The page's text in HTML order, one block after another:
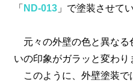
「 ND-013 」で塗装させて
元々の外壁の色と異なる
いの印象がガラッと変わ
このように、外壁塗装で